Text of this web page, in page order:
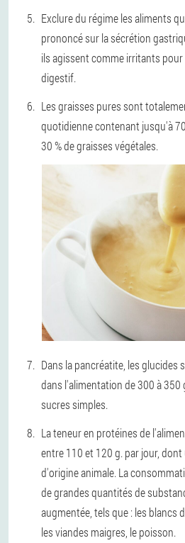
Exclure du régime les aliments
prononcé sur la sécrétion
ils agissent comme irritants
digestif.
Les graisses pures sont
quotidienne contenant jusqu'à
30 % de graisses végétales.
Dans la pancréatite, les glucides
dans l'alimentation de 300 à 350
sucres simples.
La teneur en protéines de
entre 110 et 120 g. par jour,
d'origine animale. La
de grandes quantités de
augmentée, tels que : les blancs
les viandes maigres, le poisson.